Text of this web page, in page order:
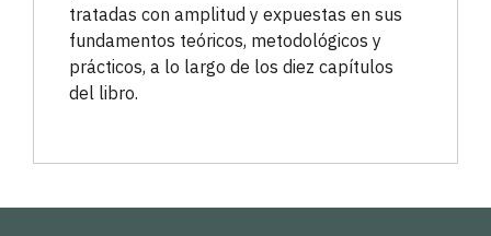
tratadas con amplitud y expuestas en sus
fundamentos teóricos, metodológicos y
prácticos, a lo largo de los diez capítulos
del libro.